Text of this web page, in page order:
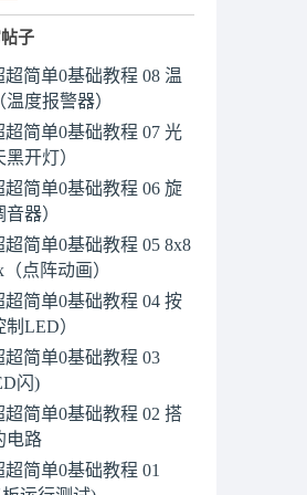
子
超简单0基础教程 08 温
度报警器）
超简单0基础教程 07 光
开灯）
超简单0基础教程 06 旋
器）
简单0基础教程 05 8x8
点阵动画）
超简单0基础教程 04 按
LED）
超简单0基础教程 03
闪)
超简单0基础教程 02 搭
电路
简单0基础教程 01